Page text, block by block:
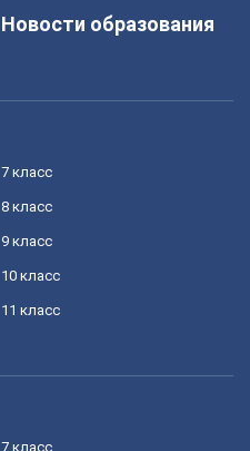
Новости образования
7 класс
8 класс
9 класс
10 класс
11 класс
7 класс